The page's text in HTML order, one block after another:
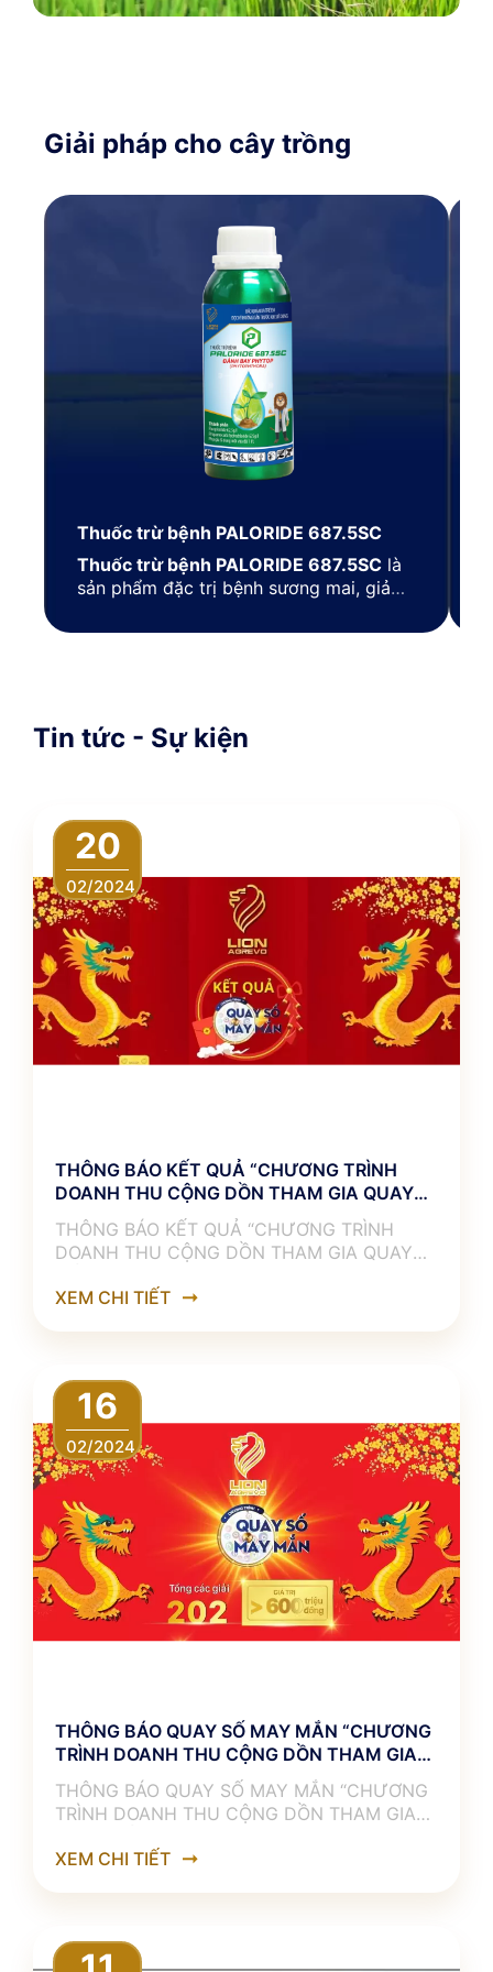
Giải pháp cho cây trồng
Thuốc trừ bệnh PALORIDE 687.5SC
Thuốc trừ bệnh PALORIDE 687.5SC là
sản phẩm đặc trị bệnh sương mai, giả
bắp cải, dưa leo, dưa hấu …).
Tin tức - Sự kiện
THÔNG BÁO KẾT QUẢ “CHƯƠNG TRÌNH
DOANH THU CỘNG DỒN THAM GIA QUAY
SỐ”
20
02/2024
THÔNG BÁO KẾT QUẢ “CHƯƠNG TRÌNH
DOANH THU CỘNG DỒN THAM GIA QUAY
𝐀𝐆𝐑𝐄𝐕𝐎 xin chúc mừng những khách hàng
XEM CHI TIẾT
THÔNG BÁO QUAY SỐ MAY MẮN “CHƯƠNG
TRÌNH DOANH THU CỘNG DỒN THAM GIA
QUAY SỐ”
16
02/2024
THÔNG BÁO QUAY SỐ MAY MẮN “CHƯƠNG
TRÌNH DOANH THU CỘNG DỒN THAM GIA
Năm RỒNG VÀNG – rước VÀNG RỒNG
XEM CHI TIẾT